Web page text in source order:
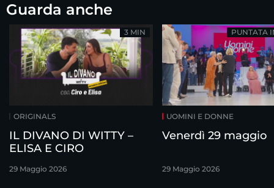
Guarda anche
ORIGINALS
IL DIVANO DI WITTY –
ELISA E CIRO
29 Maggio 2026
3 MIN
UOMINI E DONNE
Venerdì 29 maggio
29 Maggio 2026
PUNTATA